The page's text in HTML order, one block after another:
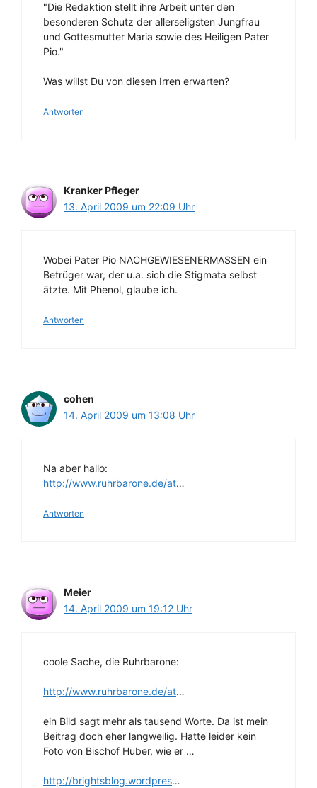
"Die Redaktion stellt ihre Arbeit unter den
besonderen Schutz der allerseligsten Jungfrau
und Gottesmutter Maria sowie des Heiligen Pater
Pio."
Was willst Du von diesen Irren erwarten?
Antworten
Kranker Pfleger
13. April 2009 um 22:09 Uhr
Wobei Pater Pio NACHGEWIESENERMASSEN ein
Betrüger war, der u.a. sich die Stigmata selbst
ätzte. Mit Phenol, glaube ich.
Antworten
cohen
14. April 2009 um 13:08 Uhr
Na aber hallo:
http://www.ruhrbarone.de/at…
Antworten
Meier
14. April 2009 um 19:12 Uhr
coole Sache, die Ruhrbarone:
http://www.ruhrbarone.de/at…
ein Bild sagt mehr als tausend Worte. Da ist mein
Beitrag doch eher langweilig. Hatte leider kein
Foto von Bischof Huber, wie er …
http://brightsblog.wordpres…